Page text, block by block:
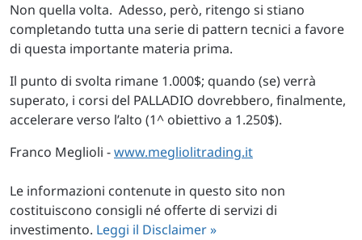
Non quella volta. Adesso, però, ritengo si stiano
completando tutta una serie di pattern tecnici a favore
di questa importante materia prima.
Il punto di svolta rimane 1.000$; quando (se) verrà
superato, i corsi del PALLADIO dovrebbero, finalmente,
accelerare verso l’alto (1^ obiettivo a 1.250$).
Franco Meglioli -www.megliolitrading.it
Le informazioni contenute in questo sito non
costituiscono consigli né offerte di servizi di
investimento. Leggi il Disclaimer »